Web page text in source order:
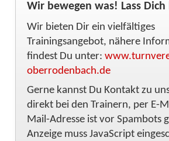
Wir bewegen was! Lass
Wir bieten Dir ein vielfältiges
Trainingsangebot, nähere
findest Du unter:
oberrodenbach.de
Gerne kannst Du Kontakt zu
direkt bei den Trainern, per E-
Mail-Adresse ist vor Spambots
Anzeige muss JavaScript